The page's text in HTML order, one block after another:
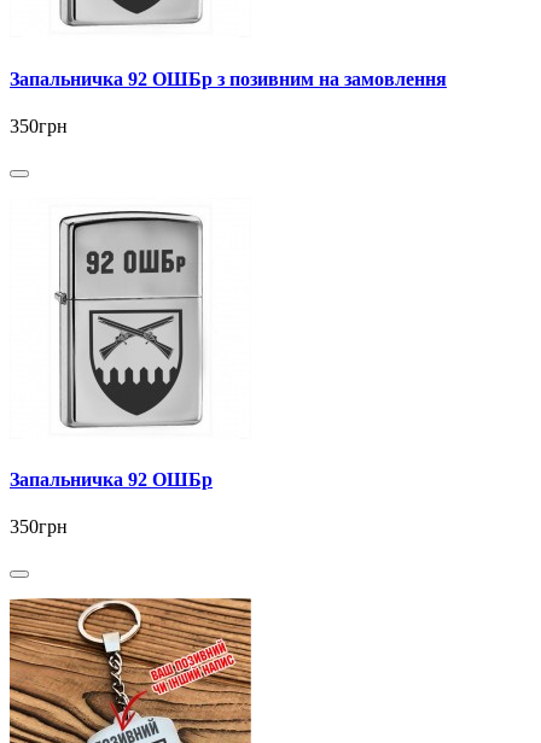
Запальничка 92 ОШБр з позивним на замовлення
350грн
Запальничка 92 ОШБр
350грн